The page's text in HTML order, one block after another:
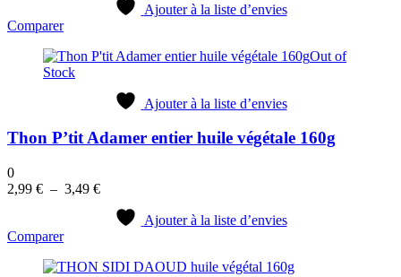
prix :
4,49 €
Ajouter à la liste d’envies
Comparer
Out of
Stock
Ajouter à la liste d’envies
Thon P’tit Adamer entier huile végétale 160g
0
2,99 € – 3,49 €Plage
prix :
3,49 €
Ajouter à la liste d’envies
Comparer